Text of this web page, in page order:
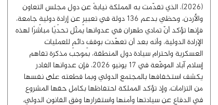
(2026)، الذي تقدّمت به المملكة نيابةً عن دول مجلس التعاون
والأردن، وحظي بدعم 136 دولة في تعبيرٍ عن إرادةٍ دوليةٍ جامعة،
فإنها تؤكد أنّ تمادي طهران في عدوانها يمثّل تحديًا مباشرًا لهذه
الإرادة الدولية، وأنه بعد أن تعهّدت بوقفٍ دائمٍ للعمليات
العسكرية واحترام سيادة دول المنطقة، بموجب مذكرة تفاهم
إسلام آباد الموقّعة في 17 يونيو 2026، فإن عدوانها الغادر
يكشف استخفافها بالمجتمع الدولي وبما قطعته على نفسها
من التزامات، وإذ تؤكد المملكة احتفاظها بكامل حقها المشروع
في الدفاع عن سيادتها وأمنها واستقرارها وفق القانون الدولي،